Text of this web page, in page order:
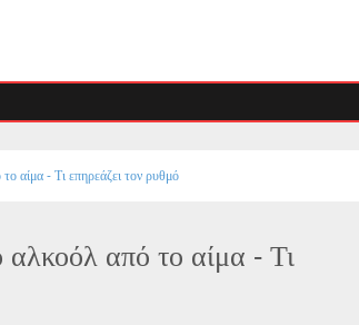
αίμα - Τι επηρεάζει τον ρυθμό
από το αίμα - Τι